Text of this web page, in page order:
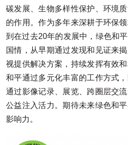
碳发展、生物多样性保护、环境
的作用。作为多年来深耕于环保
到在过去20年的发展中，绿色和
国情，从早期通过发现和见证来
视提供解决方案，持续发挥有效
和平通过多元化丰富的工作方式
通过影像记录、展览、跨圈层交
公益注入活力。期待未来绿色和
影响力。